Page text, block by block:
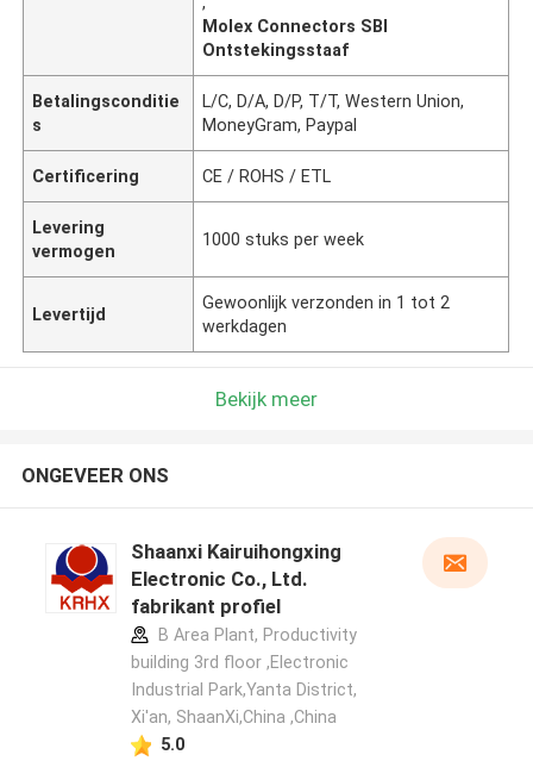
Molex Connectors SBI
Ontstekingsstaaf
Betalingsconditie
s
L/C, D/A, D/P, T/T, Western Union,
MoneyGram, Paypal
Certificering CE / ROHS / ETL
Levering
vermogen
1000 stuks per week
Levertijd
Gewoonlijk verzonden in 1 tot 2
werkdagen
Bekijk meer
ONGEVEER ONS
Shaanxi Kairuihongxing
Electronic Co., Ltd.
fabrikant profiel
B Area Plant, Productivity
building 3rd floor ,Electronic
Industrial Park,Yanta District,
Xi'an, ShaanXi,China ,China
5.0